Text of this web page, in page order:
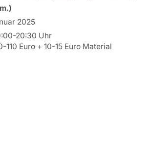
2025
20:30 Uhr
Euro + 10-15 Euro Material